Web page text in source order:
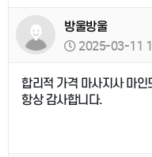
방울방울
2025-03-11
합리적 가격 마사지사 마인
항상 감사합니다.